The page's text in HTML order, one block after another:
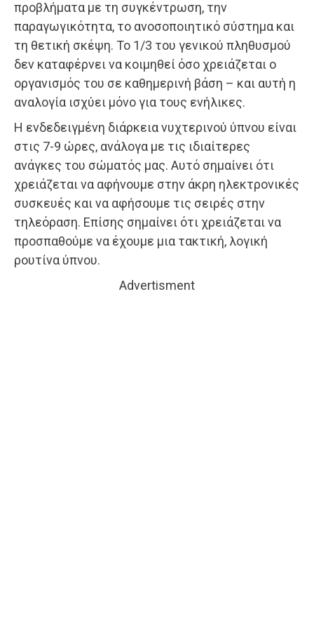
προβλήματα με τη συγκέντρωση, την
παραγωγικότητα, το ανοσοποιητικό σύστημα και
τη θετική σκέψη. Το 1/3 του γενικού πληθυσμού
δεν καταφέρνει να κοιμηθεί όσο χρειάζεται ο
οργανισμός του σε καθημερινή βάση – και αυτή η
αναλογία ισχύει μόνο για τους ενήλικες.
Η ενδεδειγμένη διάρκεια νυχτερινού ύπνου είναι
στις 7-9 ώρες, ανάλογα με τις ιδιαίτερες
ανάγκες του σώματός μας. Αυτό σημαίνει ότι
χρειάζεται να αφήνουμε στην άκρη ηλεκτρονικές
συσκευές και να αφήσουμε τις σειρές στην
τηλεόραση. Επίσης σημαίνει ότι χρειάζεται να
προσπαθούμε να έχουμε μια τακτική, λογική
ρουτίνα ύπνου.
Advertisment